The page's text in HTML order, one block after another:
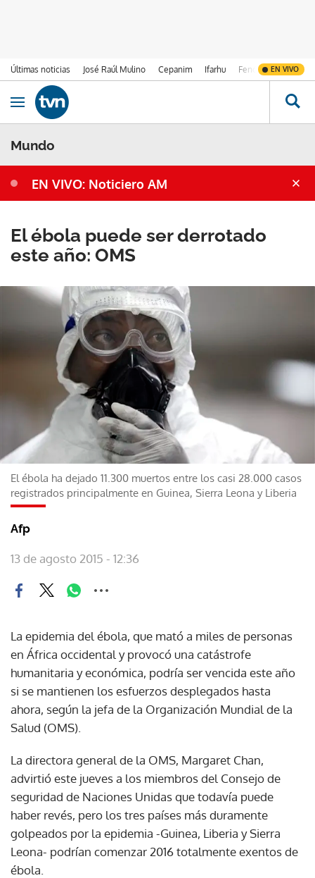
Últimas noticias José Raúl Mulino Cepanim Ifarhu Fenómeno de El
EN VIVO
Ir al contenido
Obrir navegació
Mundo
EN VIVO: Noticiero AM
El ébola puede ser derrotado
este año: OMS
El ébola ha dejado 11.300 muertos entre los casi 28.000 casos
registrados principalmente en Guinea, Sierra Leona y Liberia
Afp
13 de agosto 2015 - 12:36
La epidemia del ébola, que mató a miles de personas
en África occidental y provocó una catástrofe
humanitaria y económica, podría ser vencida este año
si se mantienen los esfuerzos desplegados hasta
ahora, según la jefa de la Organización Mundial de la
Salud (OMS).
La directora general de la OMS, Margaret Chan,
advirtió este jueves a los miembros del Consejo de
seguridad de Naciones Unidas que todavía puede
haber revés, pero los tres países más duramente
golpeados por la epidemia -Guinea, Liberia y Sierra
Leona- podrían comenzar 2016 totalmente exentos de
ébola.